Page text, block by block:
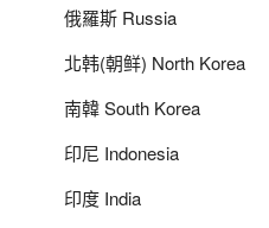
俄羅斯 Russia
北韩(朝鲜) North Korea
南韓 South Korea
印尼 Indonesia
印度 India